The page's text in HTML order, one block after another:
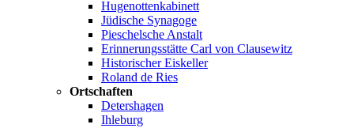
Hugenottenkabinett
Jüdische Synagoge
Pieschelsche Anstalt
Erinnerungsstätte Carl von Clausewitz
Historischer Eiskeller
Roland de Ries
Ortschaften
Detershagen
Ihleburg